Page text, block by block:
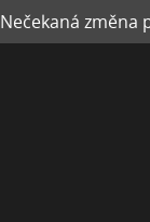
Nečekaná změna